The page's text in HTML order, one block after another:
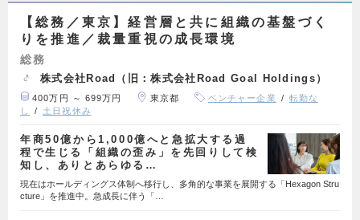
【総務／東京】経営層と共に組織の基盤づく
りを推進／裁量重視の成長環境
総務
株式会社Road（旧：株式会社Road Goal Holdings）
400万円 ～ 699万円 東京都 ベンチャー企業
転勤な
し
土日祝休み
年商50億から1,000億へと急拡大する過
程で生じる「組織の歪み」を先回りして検
知し、ありとあらゆる…
現在はホールディングス体制へ移行し、多角的な事業を展開する「Hexagon Stru
cture」を推進中。急成長に伴う「…